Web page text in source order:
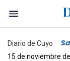
Diario de Cuyo
15 de noviembre